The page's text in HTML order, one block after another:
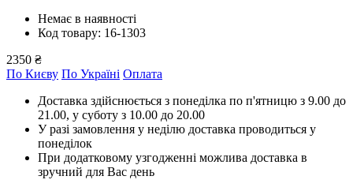
Немає в наявності
Код товару: 16-1303
2350 ₴
По Києву По Україні Оплата
Доставка здійснюється з понеділка по п'ятницю з 9.00 до
21.00, у суботу з 10.00 до 20.00
У разі замовлення у неділю доставка проводиться у
понеділок
При додатковому узгодженні можлива доставка в
зручний для Вас день